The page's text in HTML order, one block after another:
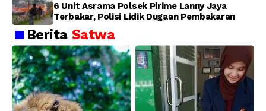
6 Unit Asrama Polsek Pirime Lanny Jaya
Terbakar, Polisi Lidik Dugaan Pembakaran
Berita Satwa